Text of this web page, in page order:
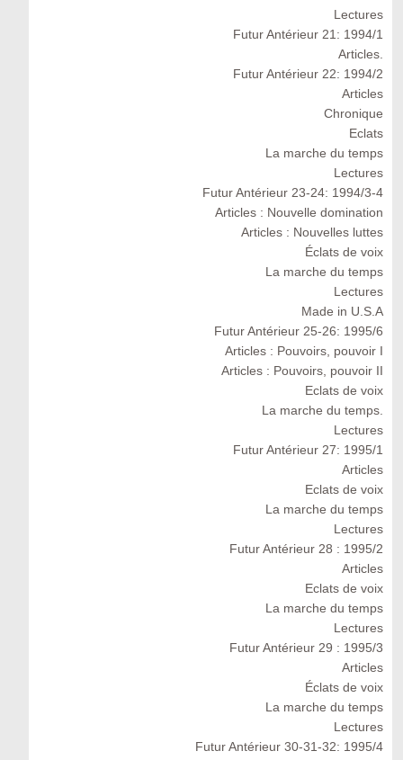
Lectures
Futur Antérieur 21: 1994/1
Articles.
Futur Antérieur 22: 1994/2
Articles
Chronique
Eclats
La marche du temps
Lectures
Futur Antérieur 23-24: 1994/3-4
Articles : Nouvelle domination
Articles : Nouvelles luttes
Éclats de voix
La marche du temps
Lectures
Made in U.S.A
Futur Antérieur 25-26: 1995/6
Articles : Pouvoirs, pouvoir I
Articles : Pouvoirs, pouvoir II
Eclats de voix
La marche du temps.
Lectures
Futur Antérieur 27: 1995/1
Articles
Eclats de voix
La marche du temps
Lectures
Futur Antérieur 28 : 1995/2
Articles
Eclats de voix
La marche du temps
Lectures
Futur Antérieur 29 : 1995/3
Articles
Éclats de voix
La marche du temps
Lectures
Futur Antérieur 30-31-32: 1995/4